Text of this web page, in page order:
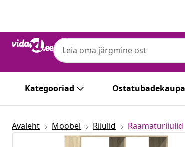
Kategooriad Ostatubadekaupa
Avaleht Mööbel Riiulid Raamaturiiulid